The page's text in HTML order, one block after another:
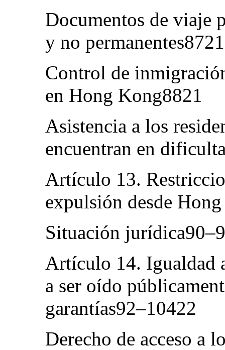
Documentos de viaje
y no permanentes8721
Control de
en Hong Kong8821
Asistencia a los
encuentran en
Artículo 13.
expulsión desde
Situación
Artículo 14. Igualdad
a ser oído
garantías92–10422
Derecho de acceso a